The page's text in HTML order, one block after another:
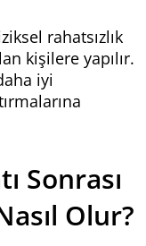
rahatsızlık
kişilere yapılır.
iyi
Sonrası
Olur?